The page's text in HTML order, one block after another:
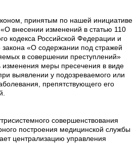
принятым по нашей инициативе
внесении изменений в статью 110
кодекса Российской Федерации и
«О содержании под стражей
в совершении преступлений»
изменения меры пресечения в виде
выявлении у подозреваемого или
препятствующего его
совершенствования
построения медицинской службы
централизацию управления